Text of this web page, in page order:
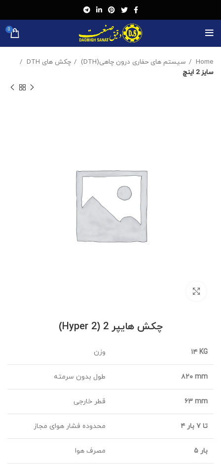
0
Home سیستم های حفاری درون چاهی(DTH)
چکش های DTH
سایز 2 اینچ
چکش هایپر 2 (Hyper 2)
وزن ۱۴ KG
طول بدون سرمته ۸۲۰ mm
قطر خارجی ۶۳ mm
محدوده فشار هوای مجاز ۴ تا ۷ بار
مصرف هوا ۵ بار